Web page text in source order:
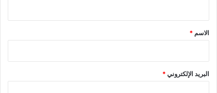
*
الاسم *
البريد الإلكتروني*